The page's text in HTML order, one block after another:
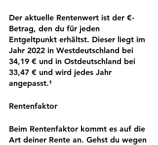
Der aktuelle Rentenwert ist der €-
Betrag, den du für jeden
Entgeltpunkt erhältst. Dieser liegt im
Jahr 2022 in Westdeutschland bei
34,19 € und in Ostdeutschland bei
33,47 € und wird jedes Jahr
angepasst.¹
Rentenfaktor
Beim Rentenfaktor kommt es auf die
Art deiner Rente an. Gehst du wegen